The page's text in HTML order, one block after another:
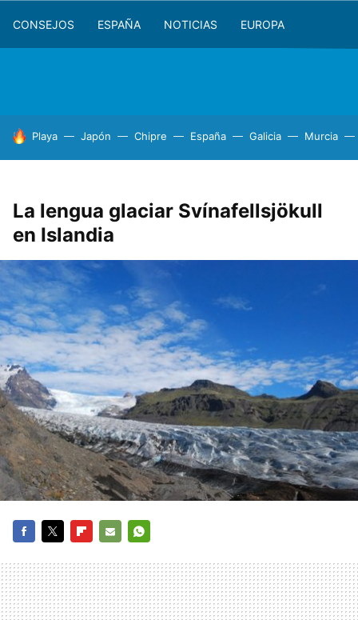
CONSEJOS ESPAÑA NOTICIAS EUROPA
HOY SE HABLA DE
Playa Japón Chipre España Galicia Murcia
La lengua glaciar Svínafellsjökull
en Islandia
MAIL